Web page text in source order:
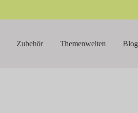
Zubehör Themenwelten Blog